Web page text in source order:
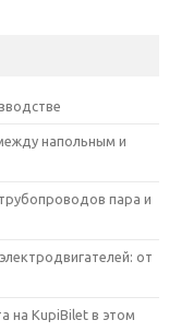
напольным и
пара и
от
на KupiBilet в этом